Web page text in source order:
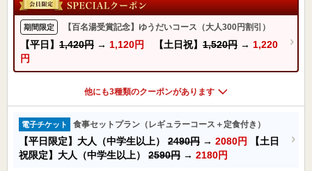
期間限定 【百名湯受賞記念】ゆうだいコース（大人300円割引）
【平日】 1,420円 → 1,120円 【土日祝】 1,520円 → 1,220
円
他にも3種類のクーポンがあります
電子チケット 食事セットプラン（レギュラーコース＋定食付き）
【平日限定】大人（中学生以上） 2490円 → 2080円
【土日
祝限定】大人（中学生以上） 2590円 → 2180円